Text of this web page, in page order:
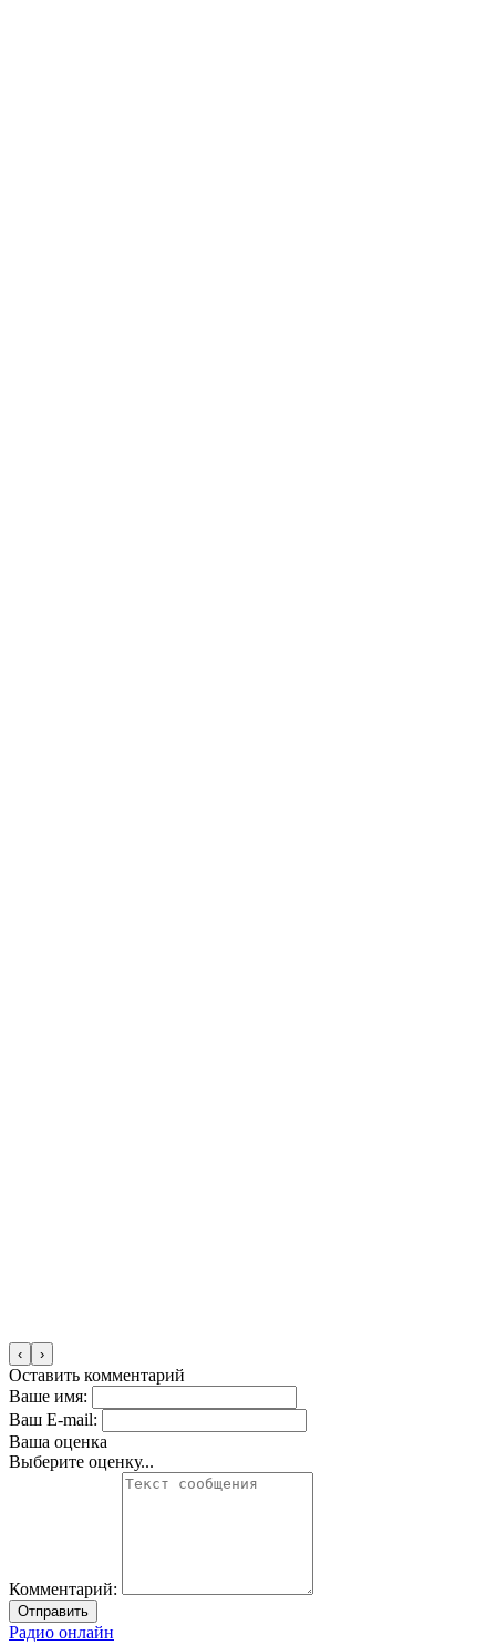
‹ ›
Оставить комментарий
Ваше имя:
Ваш E-mail:
Ваша оценка
Выберите оценку...
Комментарий:
Отправить
Радио онлайн